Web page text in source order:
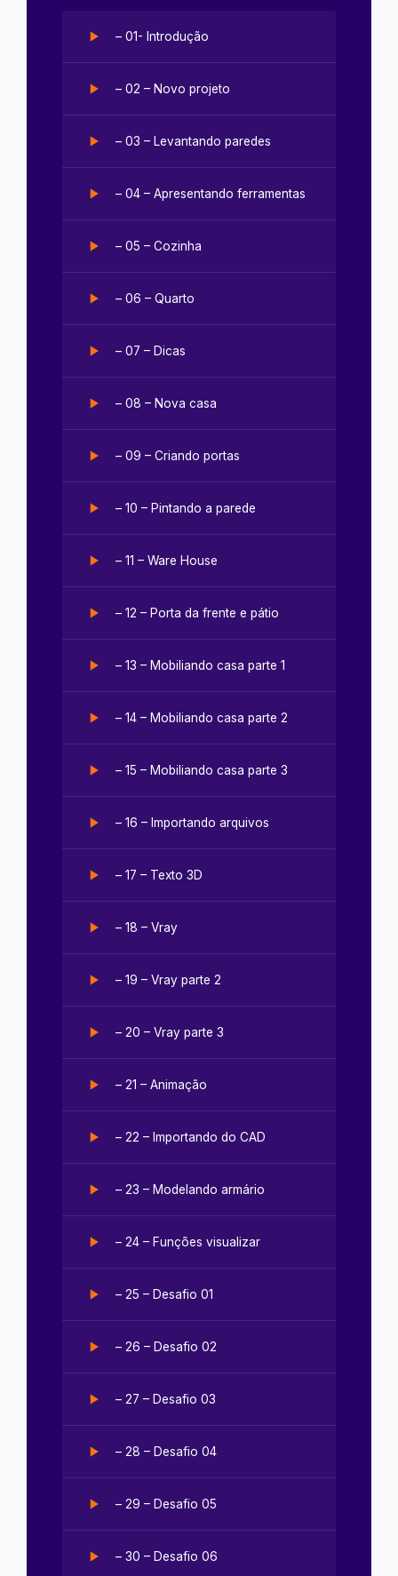
– 01- Introdução
– 02 – Novo projeto
– 03 – Levantando paredes
– 04 – Apresentando ferramentas
– 05 – Cozinha
– 06 – Quarto
– 07 – Dicas
– 08 – Nova casa
– 09 – Criando portas
– 10 – Pintando a parede
– 11 – Ware House
– 12 – Porta da frente e pátio
– 13 – Mobiliando casa parte 1
– 14 – Mobiliando casa parte 2
– 15 – Mobiliando casa parte 3
– 16 – Importando arquivos
– 17 – Texto 3D
– 18 – Vray
– 19 – Vray parte 2
– 20 – Vray parte 3
– 21 – Animação
– 22 – Importando do CAD
– 23 – Modelando armário
– 24 – Funções visualizar
– 25 – Desafio 01
– 26 – Desafio 02
– 27 – Desafio 03
– 28 – Desafio 04
– 29 – Desafio 05
– 30 – Desafio 06